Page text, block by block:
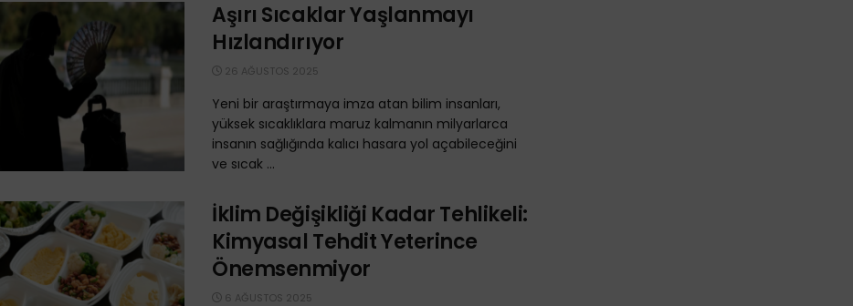
Aşırı Sıcaklar Yaşlanmayı
Hızlandırıyor
26 AĞUSTOS 2025
Yeni bir araştırmaya imza atan bilim insanları,
yüksek sıcaklıklara maruz kalmanın milyarlarca
insanın sağlığında kalıcı hasara yol açabileceğini
ve sıcak ...
İklim Değişikliği Kadar Tehlikeli:
Kimyasal Tehdit Yeterince
Önemsenmiyor
6 AĞUSTOS 2025